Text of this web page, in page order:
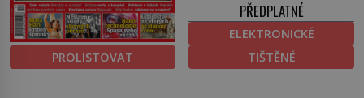
PROLISTOVAT
PŘEDPLATNÉ
ELEKTRONICKÉ
TIŠTĚNÉ